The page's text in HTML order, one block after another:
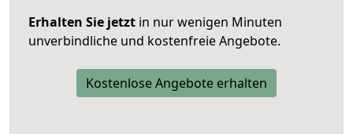
Erhalten Sie jetzt in nur wenigen Minuten
unverbindliche und kostenfreie Angebote.
Kostenlose Angebote erhalten